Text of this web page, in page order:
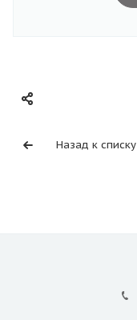
Назад к списку